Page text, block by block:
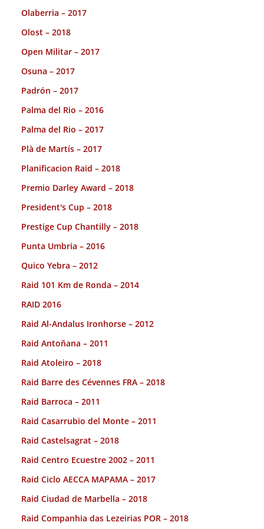
Olaberria – 2017
Olost – 2018
Open Militar – 2017
Osuna – 2017
Padrón – 2017
Palma del Rio – 2016
Palma del Rio – 2017
Plà de Martís – 2017
Planificacion Raid – 2018
Premio Darley Award – 2018
President's Cup – 2018
Prestige Cup Chantilly – 2018
Punta Umbria – 2016
Quico Yebra – 2012
Raid 101 Km de Ronda – 2014
RAID 2016
Raid Al-Andalus Ironhorse – 2012
Raid Antoñana – 2011
Raid Atoleiro – 2018
Raid Barre des Cévennes FRA – 2018
Raid Barroca – 2011
Raid Casarrubio del Monte – 2011
Raid Castelsagrat – 2018
Raid Centro Ecuestre 2002 – 2011
Raid Ciclo AECCA MAPAMA – 2017
Raid Ciudad de Marbella – 2018
Raid Companhia das Lezeirias POR – 2018